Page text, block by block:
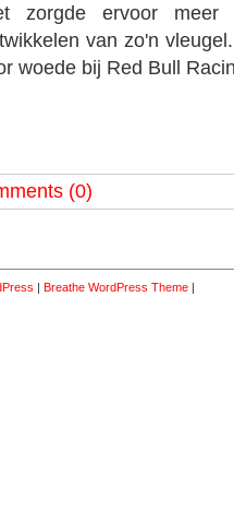
zorgde ervoor meer
van zo'n
woede bij Red Bull
(0)
| Breathe WordPress Theme |